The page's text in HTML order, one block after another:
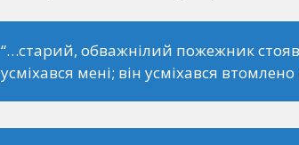
“…старий, обважнілий пожежник
усміхався мені; він усміхався